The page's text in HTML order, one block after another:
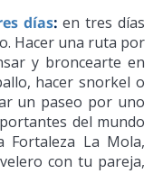
días: en tres días
Hacer una ruta por
y broncearte en
hacer snorkel o
un paseo por uno
del mundo
La Mola,
con tu pareja,